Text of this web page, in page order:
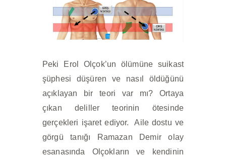
Peki Erol Olçok’un ölümüne suikast
şüphesi düşüren ve nasıl öldüğünü
açıklayan bir teori var mı? Ortaya
çıkan deliller teorinin ötesinde
gerçekleri işaret ediyor. Aile dostu ve
görgü tanığı Ramazan Demir olay
esanasında Olçokların ve kendinin